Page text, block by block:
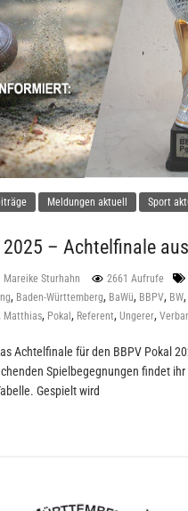
Meldungen aktuell Sport
2025 – Achtelfinale
Mareike Sturhahn 2661 Aufrufe
, Baden-Württemberg, BaWü, BBPV, BW,
Matthias, Pokal, Referent, Ungerer,
Achtelfinale für den BBPV Pokal
Spielbegegnungen findet ihr
Gespielt wird